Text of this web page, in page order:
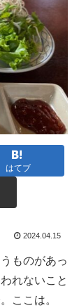
はてブ
2024.04.15
ものがあっ
れないこと
ここは。